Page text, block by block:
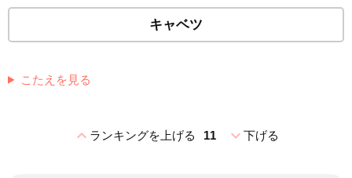
キャベツ
こたえを見る
expand_lessランキングを上げる 11 expand_more下げる